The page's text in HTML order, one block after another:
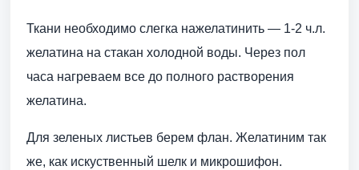
Ткани необходимо слегка нажелатинить — 1-2 ч.л.
желатина на стакан холодной воды. Через пол
часа нагреваем все до полного растворения
желатина.
Для зеленых листьев берем флан. Желатиним так
же, как искуственный шелк и микрошифон.